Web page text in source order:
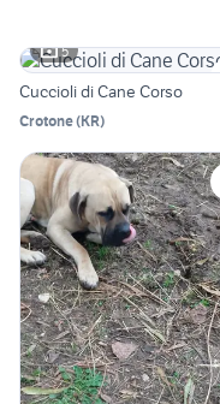
5
Cuccioli di Cane Corso
Crotone(KR)